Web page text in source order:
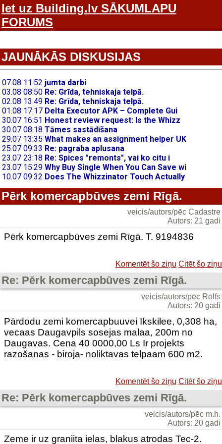
Iet uz Building.lv SĀKUMLAPU
FORUMS
JAUNĀKĀS DISKUSIJAS
Pērk komercapbūves zemi Rīgā.
veicis/autors/pēc Cadastre
Autors: 21 gadi
Pērk komercapbūves zemi Rīgā. T. 9194836
Komentēt šo ziņu Citēt šo ziņu
Re: Pērk komercapbūves zemi Rīgā.
veicis/autors/pēc Rolfs
Autors: 20 gadi
Pārdodu zemi komercapbuuvei Ikskilee, 0,308 ha,
vecaas Daugavpils sosejas malaa, 200m no
Daugavas. Cena 40 0000,00 Ls Ir projekts
razošanas - biroja- noliktavas telpaam 600 m2.
Komentēt šo ziņu Citēt šo ziņu
Re: Pērk komercapbūves zemi Rīgā.
veicis/autors/pēc m.h.
Autors: 20 gadi
Zeme ir uz graniita ielas, blakus atrodas Tec-2.